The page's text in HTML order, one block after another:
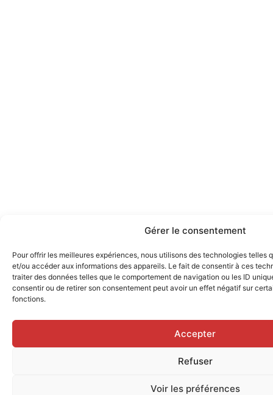
Gérer le consentement
Pour offrir les meilleures expériences, nous utilisons des technologies telles
et/ou accéder aux informations des appareils. Le fait de consentir à ces
traiter des données telles que le comportement de navigation ou les ID
consentir ou de retirer son consentement peut avoir un effet négatif sur
fonctions.
Accepter
Refuser
Voir les préférences